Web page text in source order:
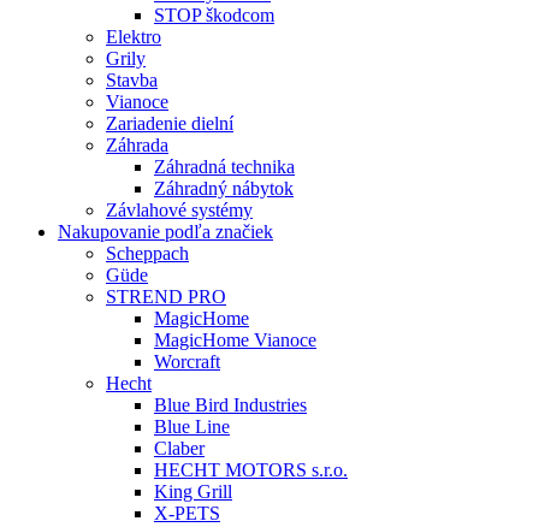
STOP škodcom
Elektro
Grily
Stavba
Vianoce
Zariadenie dielní
Záhrada
Záhradná technika
Záhradný nábytok
Závlahové systémy
Nakupovanie podľa značiek
Scheppach
Güde
STREND PRO
MagicHome
MagicHome Vianoce
Worcraft
Hecht
Blue Bird Industries
Blue Line
Claber
HECHT MOTORS s.r.o.
King Grill
X-PETS